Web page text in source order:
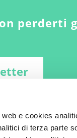
e cookies
di terza parte
perderti